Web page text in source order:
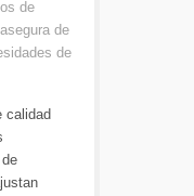
de
de
de
calidad